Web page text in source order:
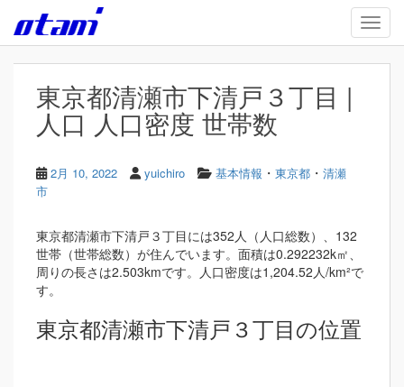
Skip to main content
東京都清瀬市下清戸３丁目 |
人口 人口密度 世帯数
2月 10, 2022 yuichiro 基本情報 ・ 東京都 ・ 清瀬
市
東京都清瀬市下清戸３丁目には352人（人口総数）、132
世帯（世帯総数）が住んでいます。面積は0.292232k㎡、
周りの長さは2.503kmです。人口密度は1,204.52人/km²で
す。
東京都清瀬市下清戸３丁目の位置